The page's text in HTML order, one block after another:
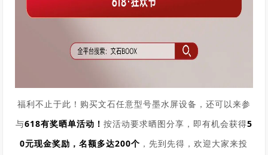
福利不止于此！购买文石任意型号墨水屏设备，还可以来参
与618有奖晒单活动！ 按活动要求晒图分享，即有机会获得5
0元现金奖励，名额多达200个 ，先到先得，欢迎大家来投